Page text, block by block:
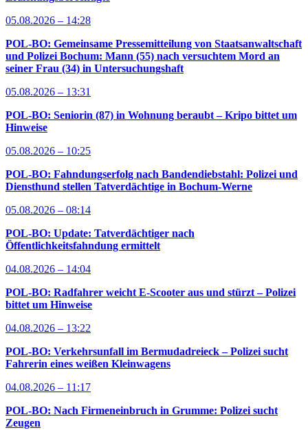
05.08.2026 – 14:28
POL-BO: Gemeinsame Pressemitteilung von Staatsanwaltschaft
und Polizei Bochum: Mann (55) nach versuchtem Mord an
seiner Frau (34) in Untersuchungshaft
05.08.2026 – 13:31
POL-BO: Seniorin (87) in Wohnung beraubt – Kripo bittet um
Hinweise
05.08.2026 – 10:25
POL-BO: Fahndungserfolg nach Bandendiebstahl: Polizei und
Diensthund stellen Tatverdächtige in Bochum-Werne
05.08.2026 – 08:14
POL-BO: Update: Tatverdächtiger nach
Öffentlichkeitsfahndung ermittelt
04.08.2026 – 14:04
POL-BO: Radfahrer weicht E-Scooter aus und stürzt – Polizei
bittet um Hinweise
04.08.2026 – 13:22
POL-BO: Verkehrsunfall im Bermudadreieck – Polizei sucht
Fahrerin eines weißen Kleinwagens
04.08.2026 – 11:17
POL-BO: Nach Firmeneinbruch in Grumme: Polizei sucht
Zeugen